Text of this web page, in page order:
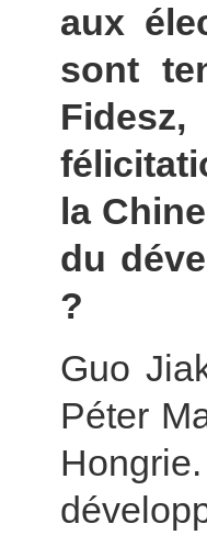
aux
sont
la
du
?
Guo
Péter